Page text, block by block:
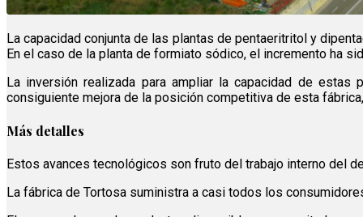
La capacidad conjunta de las plantas de pentaeritritol y
En el caso de la planta de formiato sódico, el incremento ha
La inversión realizada para ampliar la capacidad de
consiguiente mejora de la posición competitiva de esta
Más detalles
Estos avances tecnológicos son fruto del trabajo interno del
La fábrica de Tortosa suministra a casi todos los